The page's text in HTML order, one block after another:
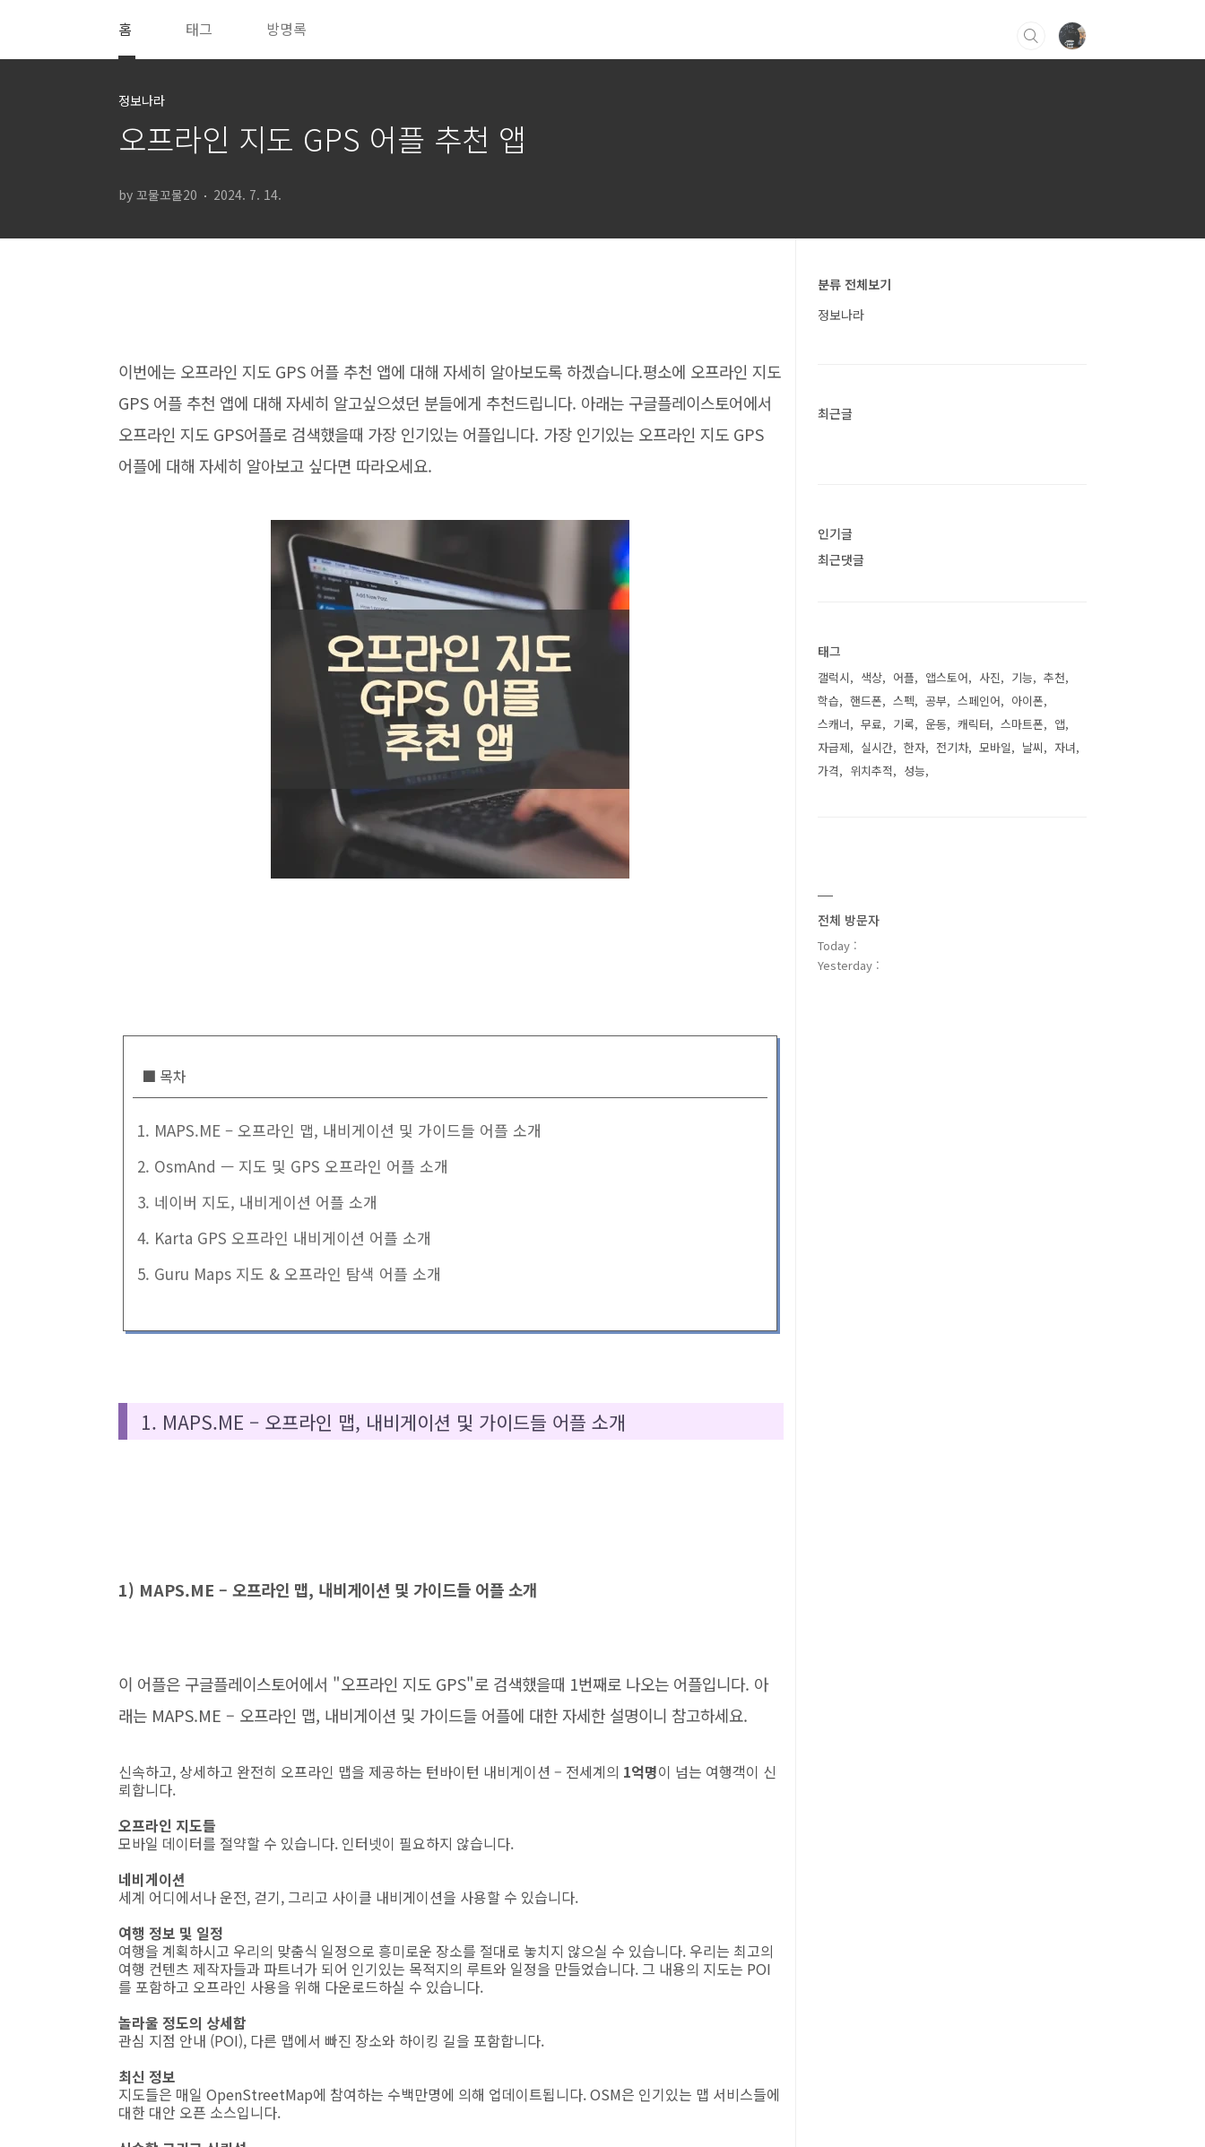
홈 태그 방명록
정보나라
오프라인 지도 GPS 어플 추천 앱
by 꼬물꼬물20 2024. 7. 14.
이번에는 오프라인 지도 GPS 어플 추천 앱에 대해 자세히 알아보도록 하겠습니다.평소에 오프라인 지도
GPS 어플 추천 앱에 대해 자세히 알고싶으셨던 분들에게 추천드립니다. 아래는 구글플레이스토어에서
오프라인 지도 GPS어플로 검색했을때 가장 인기있는 어플입니다. 가장 인기있는 오프라인 지도 GPS
어플에 대해 자세히 알아보고 싶다면 따라오세요.
■ 목차
1. MAPS.ME – 오프라인 맵, 내비게이션 및 가이드들 어플 소개
2. OsmAnd — 지도 및 GPS 오프라인 어플 소개
3. 네이버 지도, 내비게이션 어플 소개
4. Karta GPS 오프라인 내비게이션 어플 소개
5. Guru Maps 지도 & 오프라인 탐색 어플 소개
1. MAPS.ME – 오프라인 맵, 내비게이션 및 가이드들 어플 소개
1) MAPS.ME – 오프라인 맵, 내비게이션 및 가이드들 어플 소개
이 어플은 구글플레이스토어에서 "오프라인 지도 GPS"로 검색했을때 1번째로 나오는 어플입니다. 아
래는 MAPS.ME – 오프라인 맵, 내비게이션 및 가이드들 어플에 대한 자세한 설명이니 참고하세요.
신속하고, 상세하고 완전히 오프라인 맵을 제공하는 턴바이턴 내비게이션 – 전세계의 1억명이 넘는 여행객이 신
뢰합니다.
오프라인 지도들
모바일 데이터를 절약할 수 있습니다. 인터넷이 필요하지 않습니다.
네비게이션
세계 어디에서나 운전, 걷기, 그리고 사이클 내비게이션을 사용할 수 있습니다.
여행 정보 및 일정
여행을 계획하시고 우리의 맞춤식 일정으로 흥미로운 장소를 절대로 놓치지 않으실 수 있습니다. 우리는 최고의
여행 컨텐츠 제작자들과 파트너가 되어 인기있는 목적지의 루트와 일정을 만들었습니다. 그 내용의 지도는 POI
를 포함하고 오프라인 사용을 위해 다운로드하실 수 있습니다.
놀라울 정도의 상세함
관심 지점 안내 (POI), 다른 맵에서 빠진 장소와 하이킹 길을 포함합니다.
최신 정보
지도들은 매일 OpenStreetMap에 참여하는 수백만명에 의해 업데이트됩니다. OSM은 인기있는 맵 서비스들에
대한 대안 오픈 소스입니다.
분류 전체보기
정보나라
최근글
인기글
최근댓글
태그
갤럭시 색상 어플 앱스토어 사진 기능
추천
학습
핸드폰 스펙 공부 스페인어
아이폰
스캐너
무료 기록 운동 캐릭터 스마트폰
앱
자급제
실시간 한자 전기차 모바일 날씨
자녀
가격
위치추적 성능
전체 방문자
Today :
Yesterday :